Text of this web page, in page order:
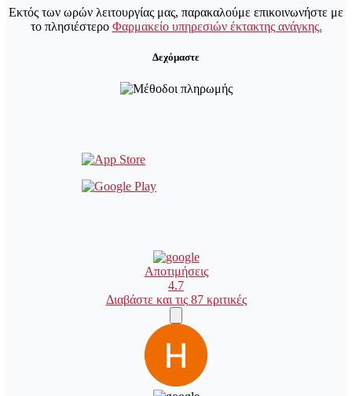
Εκτός των ωρών λειτουργίας μας, παρακαλούμε επικοινωνήστε με
το πλησιέστερο Φαρμακείο υπηρεσιών έκτακτης ανάγκης.
Δεχόμαστε
Αποτιμήσεις
4.7
Διαβάστε και τις 87 κριτικές